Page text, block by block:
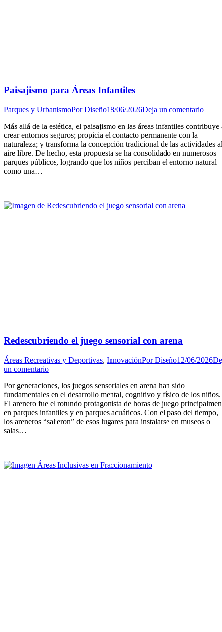
Paisajismo para Áreas Infantiles
Parques y UrbanismoPorDiseño18/06/2026Deja un comentario
Más allá de la estética, el paisajismo en las áreas infantiles contribuye
crear entornos seguros; propicia el contacto permanente con la
naturaleza; y transforma la concepción tradicional de las actividades al
aire libre. De hecho, esta propuesta se ha consolidado en numerosos
parques públicos, logrando que los niños perciban el entorno natural
como una…
Redescubriendo el juego sensorial con arena
Áreas Recreativas y Deportivas, InnovaciónPorDiseño12/06/2026
un comentario
Por generaciones, los juegos sensoriales en arena han sido
fundamentales en el desarrollo mental, cognitivo y físico de los niños.
El arenero fue el rotundo protagonista de horas de juego
en parques infantiles y en parques acuáticos. Con el paso del tiempo,
los areneros “salieron” de esos lugares para instalarse en museos o
salas…